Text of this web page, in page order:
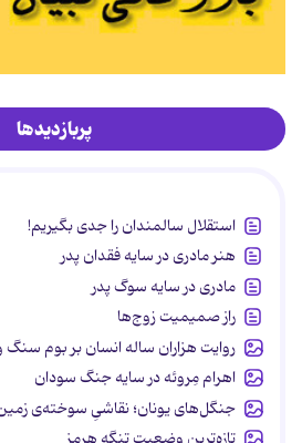
پربازدیدها
استقلال سالمندان را جدی بگیریم!
هنر مادری در سایه‌ فقدان پدر
مادری در سایه سوگ پدر
راز صمیمیت زوج‌ها
روایت هزاران ساله انسان بر بوم
اهرام مِروئه در سایه جنگ سودان
جنگل‌های یونان؛ نقاشیِ سوخته‌ی